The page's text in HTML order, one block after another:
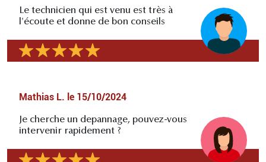
Le technicien qui est venu est très à
l'écoute et donne de bon conseils
Mathias L. le 15/10/2024
Je cherche un depannage, pouvez-vous
intervenir rapidement ?